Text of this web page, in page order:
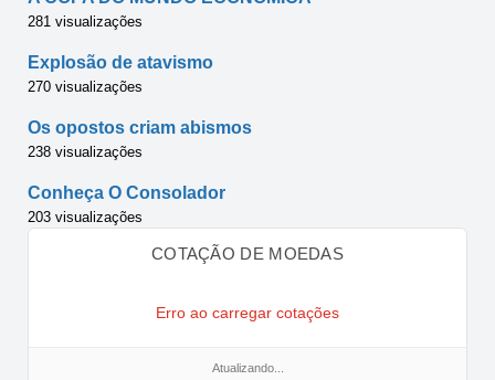
281 visualizações
Explosão de atavismo
270 visualizações
Os opostos criam abismos
238 visualizações
Conheça O Consolador
203 visualizações
COTAÇÃO DE MOEDAS
Erro ao carregar cotações
Atualizando...